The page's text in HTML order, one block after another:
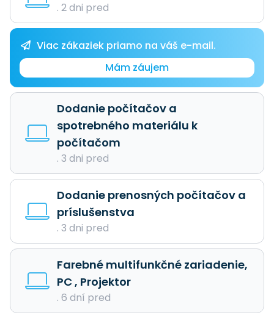
. 2 dni pred
Viac zákaziek priamo na váš e-mail.
Mám záujem
Dodanie počítačov a
spotrebného materiálu k
počítačom
. 3 dni pred
Dodanie prenosných počítačov a
príslušenstva
. 3 dni pred
Farebné multifunkčné zariadenie,
PC , Projektor
. 6 dní pred